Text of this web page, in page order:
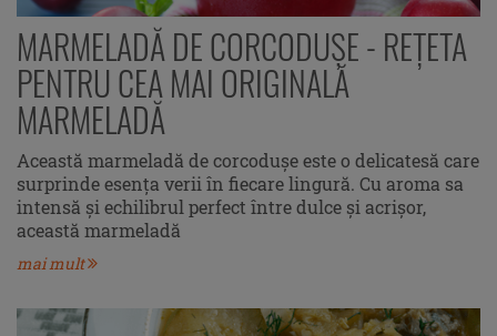
MARMELADĂ DE CORCODUŞE - REȚETA
PENTRU CEA MAI ORIGINALĂ
MARMELADĂ
Această marmeladă de corcoduşe este o delicatesă care
surprinde esența verii în fiecare lingură. Cu aroma sa
intensă și echilibrul perfect între dulce și acrișor,
această marmeladă
mai mult